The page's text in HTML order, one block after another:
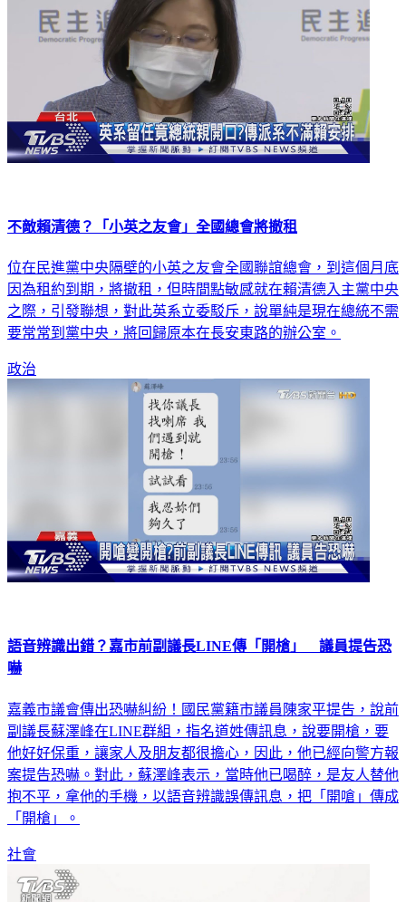
不敵賴清德？「小英之友會」全國總會將撤租
位在民進黨中央隔壁的小英之友會全國聯誼總會，到這個月底
因為租約到期，將撤租，但時間點敏感就在賴清德入主黨中央
之際，引發聯想，對此英系立委駁斥，說單純是現在總統不需
要常常到黨中央，將回歸原本在長安東路的辦公室。
政治
語音辨識出錯？嘉市前副議長LINE傳「開槍」 議員提告恐
嚇
嘉義市議會傳出恐嚇糾紛！國民黨籍市議員陳家平提告，說前
副議長蘇澤峰在LINE群組，指名道姓傳訊息，說要開槍，要
他好好保重，讓家人及朋友都很擔心，因此，他已經向警方報
案提告恐嚇。對此，蘇澤峰表示，當時他已喝醉，是友人替他
抱不平，拿他的手機，以語音辨識誤傳訊息，把「開嗆」傳成
「開槍」。
社會